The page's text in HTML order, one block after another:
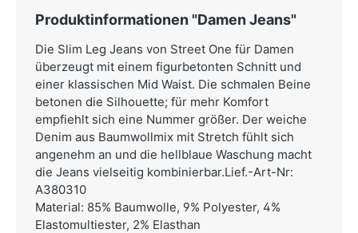
Produktinformationen "Damen Jeans"
Die Slim Leg Jeans von Street One für Damen
überzeugt mit einem figurbetonten Schnitt und
einer klassischen Mid Waist. Die schmalen Beine
betonen die Silhouette; für mehr Komfort
empfiehlt sich eine Nummer größer. Der weiche
Denim aus Baumwollmix mit Stretch fühlt sich
angenehm an und die hellblaue Waschung macht
die Jeans vielseitig kombinierbar.Lief.-Art-Nr:
A380310
Material: 85% Baumwolle, 9% Polyester, 4%
Elastomultiester, 2% Elasthan